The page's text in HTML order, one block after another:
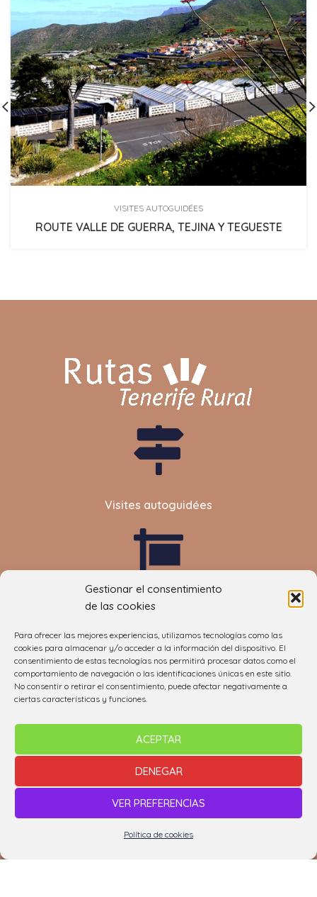
Gestionar el consentimiento
de las cookies
Para ofrecer las mejores experiencias, utilizamos tecnologías como las
cookies para almacenar y/o acceder a la información del dispositivo. El
consentimiento de estas tecnologías nos permitirá procesar datos como el
comportamiento de navegación o las identificaciones únicas en este sitio.
No consentir o retirar el consentimiento, puede afectar negativamente a
ciertas características y funciones.
ACEPTAR
DENEGAR
VER PREFERENCIAS
Política de cookies
VISITES AUTOGUIDÉES
ROUTE VALLE DE GUERRA, TEJINA Y TEGUESTE
Visites autoguidées
Sentiers et randonnées